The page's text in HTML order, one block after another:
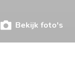
Bekijk foto's